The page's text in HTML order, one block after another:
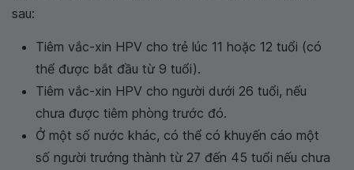
sau:
Tiêm vắc-xin HPV cho trẻ lúc 11 hoặc 12 tuổi (có
thể được bắt đầu từ 9 tuổi).
Tiêm vắc-xin HPV cho người dưới 26 tuổi, nếu
chưa được tiêm phòng trước đó.
Ở một số nước khác, có thể có khuyến cáo một
số người trưởng thành từ 27 đến 45 tuổi nếu chưa